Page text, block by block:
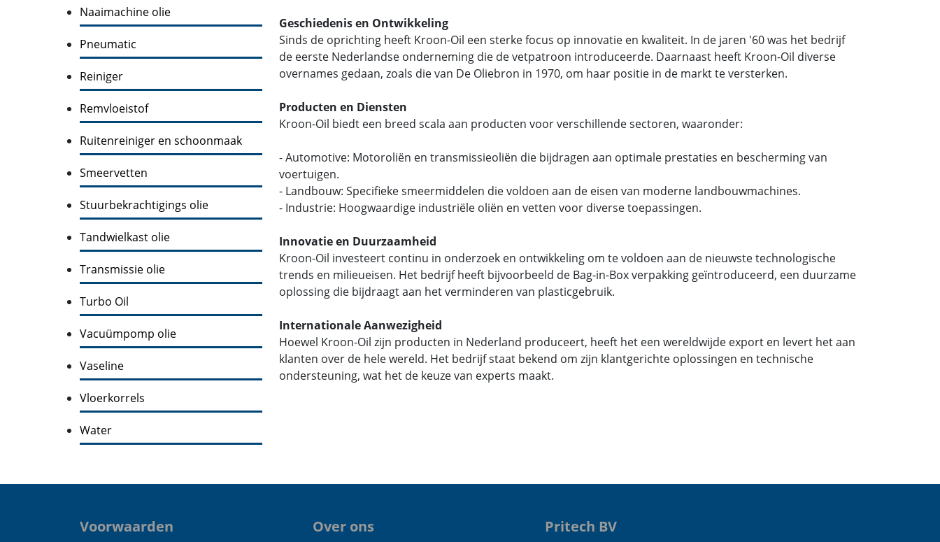
Naaimachine olie
Pneumatic
Reiniger
Remvloeistof
Ruitenreiniger en schoonmaak
Smeervetten
Stuurbekrachtigings olie
Tandwielkast olie
Transmissie olie
Turbo Oil
Vacuümpomp olie
Vaseline
Vloerkorrels
Water
Geschiedenis en Ontwikkeling
Sinds de oprichting heeft Kroon-Oil een sterke focus op innovatie en kwaliteit. In de jaren '60 was het bedrijf
de eerste Nederlandse onderneming die de vetpatroon introduceerde. Daarnaast heeft Kroon-Oil diverse
overnames gedaan, zoals die van De Oliebron in 1970, om haar positie in de markt te versterken.
Producten en Diensten
Kroon-Oil biedt een breed scala aan producten voor verschillende sectoren, waaronder:
- Automotive: Motoroliën en transmissieoliën die bijdragen aan optimale prestaties en bescherming van
voertuigen.
- Landbouw: Specifieke smeermiddelen die voldoen aan de eisen van moderne landbouwmachines.
- Industrie: Hoogwaardige industriële oliën en vetten voor diverse toepassingen.
Innovatie en Duurzaamheid
Kroon-Oil investeert continu in onderzoek en ontwikkeling om te voldoen aan de nieuwste technologische
trends en milieueisen. Het bedrijf heeft bijvoorbeeld de Bag-in-Box verpakking geïntroduceerd, een duurzame
oplossing die bijdraagt aan het verminderen van plasticgebruik.
Internationale Aanwezigheid
Hoewel Kroon-Oil zijn producten in Nederland produceert, heeft het een wereldwijde export en levert het aan
klanten over de hele wereld. Het bedrijf staat bekend om zijn klantgerichte oplossingen en technische
ondersteuning, wat het de keuze van experts maakt.
Voorwaarden Over ons Pritech BV